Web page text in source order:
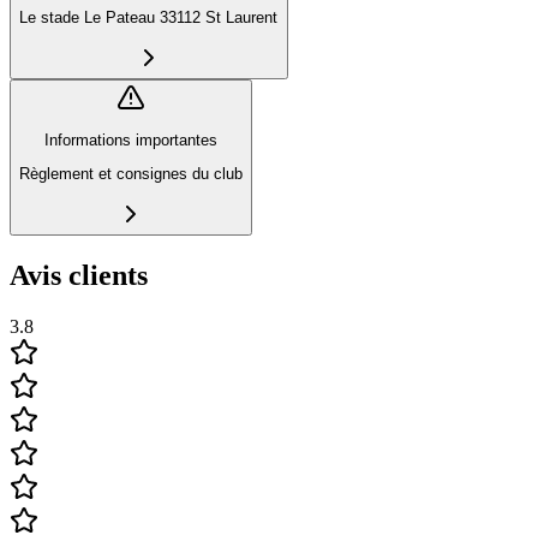
Le stade Le Pateau 33112 St Laurent
Informations importantes
Règlement et consignes du club
Avis clients
3.8